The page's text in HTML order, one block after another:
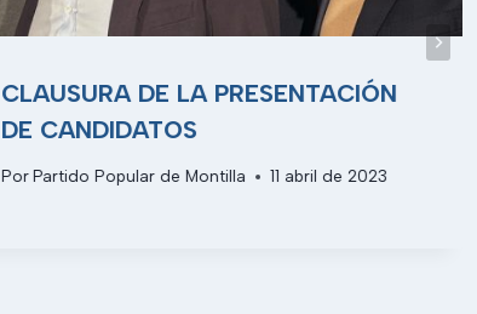
CLAUSURA DE LA PRESENTACIÓN
DE CANDIDATOS
Por Partido Popular de Montilla 11 abril de 2023